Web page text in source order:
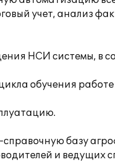
учет, анализ
НСИ системы, в
обучения
базу
и ведущих